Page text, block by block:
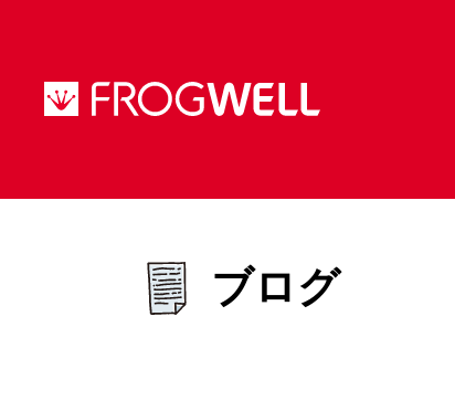
ブログ